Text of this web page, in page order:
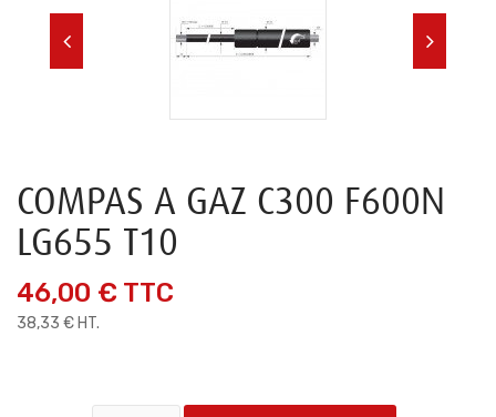
COMPAS A GAZ C300 F600N
LG655 T10
46,00 € TTC
38,33 € HT.